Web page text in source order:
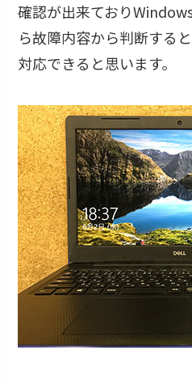
確認が出来ており
ら故障内容から判断する
対応できると思います。